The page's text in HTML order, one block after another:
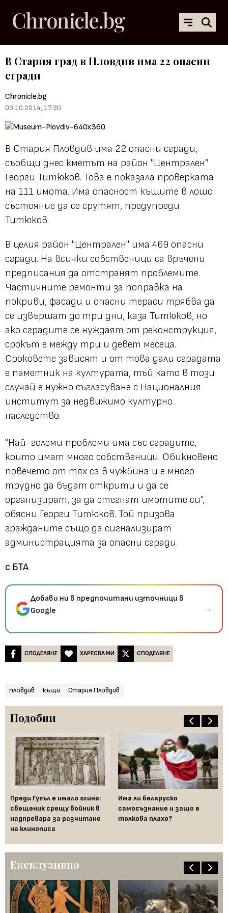
В Стария град в Пловдив има 22 опасни
сгради
Chronicle.bg
03.10.2014, 17:30
В Стария Пловдив има 22 опасни сгради,
съобщи днес кметът на район "Централен"
Георги Титюков. Това е показала проверката
на 111 имота. Има опасност къщите в лошо
състояние да се срутят, предупреди
Титюков.
В целия район "Централен" има 469 опасни
сгради. На всички собственици са връчени
предписания да отстранят проблемите.
Частичните ремонти за поправка на
покриви, фасади и опасни тераси трябва да
се извършат до три дни, каза Титюков, но
ако сградите се нуждаят от реконструкция,
срокът е между три и девет месеца.
Сроковете зависят и от това дали сградата
е паметник на културата, тъй като в този
случай е нужно съгласуване с Националния
институт за недвижимо културно
наследство.
"Най-големи проблеми има със сградите,
които имат много собственици. Обикновено
повечето от тях са в чужбина и е много
трудно да бъдат открити и да се
организират, за да стегнат имотите си",
обясни Георги Титюков. Той призова
гражданите също да сигнализират
администрацията за опасни сгради.
с БТА
Добави ни в предпочитани източници в
Google
→
СПОДЕЛЯНЕ ХАРЕСВА МИ СПОДЕЛЯНЕ
пловдив къщи Стария Пловдив
Подобни
Преди Гугъл е имало глина:
свещеник срещу войник в
надпревара за разчитане
на клинописа
Има ли беларуско
самосъзнание и защо е
толкова плахо?
Ексклузивно